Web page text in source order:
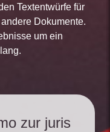
Textentwürfe für
Dokumente.
um ein
zur juris